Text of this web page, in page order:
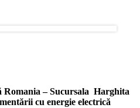
– Sucursala Harghita
cu energie electrică